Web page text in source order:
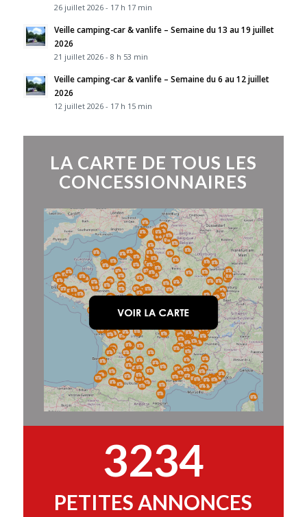
26 juillet 2026 - 17 h 17 min
Veille camping-car & vanlife – Semaine du 13 au 19 juillet
2026
21 juillet 2026 - 8 h 53 min
Veille camping-car & vanlife – Semaine du 6 au 12 juillet
2026
12 juillet 2026 - 17 h 15 min
LA CARTE DE TOUS LES
CONCESSIONNAIRES
3234
PETITES ANNONCES